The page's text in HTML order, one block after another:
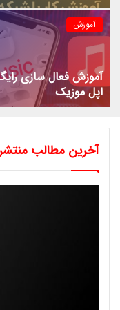
آموزش
آموزش فعال سازی
اپل موزیک
آخرین مطالب